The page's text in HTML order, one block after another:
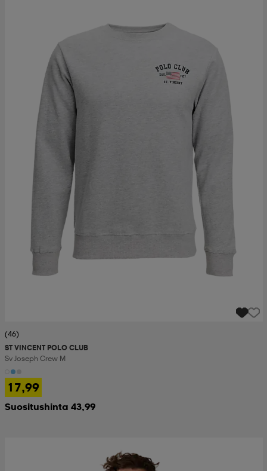
(46)
ST VINCENT POLO CLUB
Sv Joseph Crew M
17,99
Suositushinta 43,99